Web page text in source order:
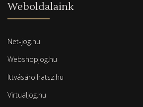
Weboldalaink
Net-jog.hu
Webshopjog.hu
Ittvásárolhatsz.hu
Virtualjog.hu